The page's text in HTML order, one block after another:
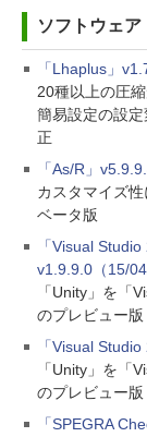
ソフトウェア
「Lhaplus」
20種以上の圧
簡易設定の設
正
「As/R」
カスタマイズ
ベータ版
「Visual
v1.9.9.0（15/04/
「Unity」を「
のプレビュー版
「Visual
「Unity」を「
のプレビュー版
「SPEGRA